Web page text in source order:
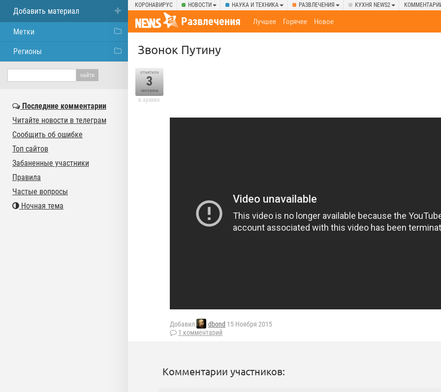
КОРОНАВИРУС НОВОСТИ НАУКА И ТЕХНИКА РАЗВЛЕЧЕНИЯ КУХНЯ NEWS2
Развлечения Лучшее Горячее Новое
Звонок Путину
отметили
3
человека
в архиве
Добавил dbond 15 Ноября 2015
1 комментарий
Комментарии участников:
Добавить материал
Метки
Регионы
Последние комментарии
Читайте новости в телеграм
Сообщить об ошибке
Топ сайтов
Забаненные участники
Правила
Частые вопросы
Ночная тема